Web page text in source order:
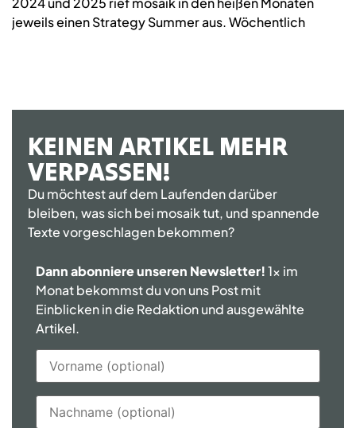
jeweils einen Strategy Summer aus. Wöchentlich
KEINEN ARTIKEL MEHR
VERPASSEN!
Du möchtest auf dem Laufenden darüber
bleiben, was sich bei mosaik tut, und spannende
Texte vorgeschlagen bekommen?
Dann abonniere unseren Newsletter!1x im
Monat bekommst du von uns Post mit
Einblicken in die Redaktion und ausgewählte
Artikel.